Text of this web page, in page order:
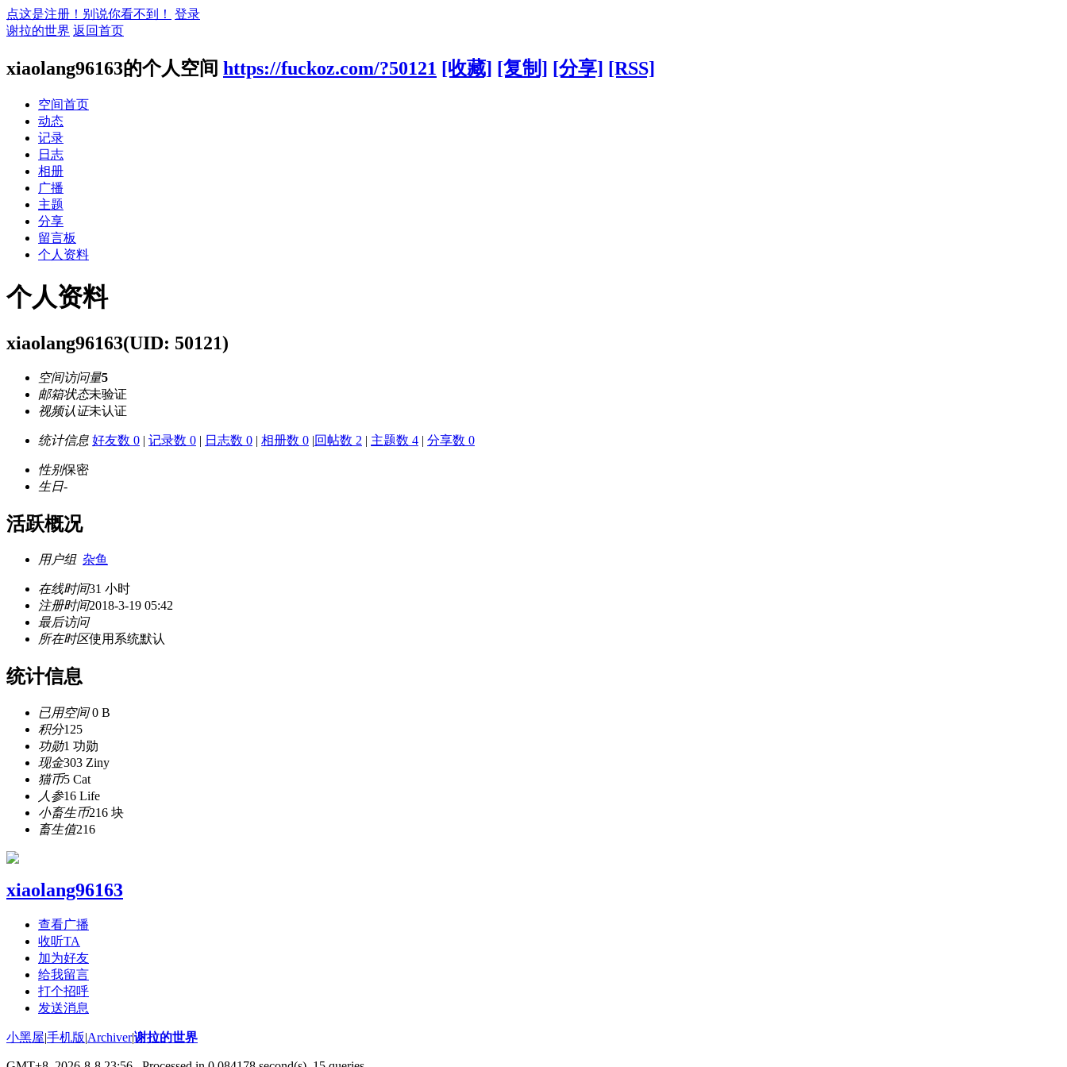
点这是注册！别说你看不到！
登录
谢拉的世界 返回首页
xiaolang96163的个人空间 https://fuckoz.com/?50121 [收藏] [复制] [分享] [RSS]
空间首页
动态
记录
日志
相册
广播
主题
分享
留言板
个人资料
个人资料
xiaolang96163(UID: 50121)
空间访问量5
邮箱状态未验证
视频认证未认证
统计信息 好友数 0 | 记录数 0 | 日志数 0 | 相册数 0 |回帖数 2 | 主题数 4 | 分享数 0
性别保密
生日-
活跃概况
用户组 杂鱼
在线时间31 小时
注册时间2018-3-19 05:42
最后访问
所在时区使用系统默认
统计信息
已用空间0 B
积分125
功勋1 功勋
现金303 Ziny
猫币5 Cat
人参16 Life
小畜生币216 块
畜生值216
xiaolang96163
查看广播
收听TA
加为好友
给我留言
打个招呼
发送消息
小黑屋|手机版|Archiver|谢拉的世界